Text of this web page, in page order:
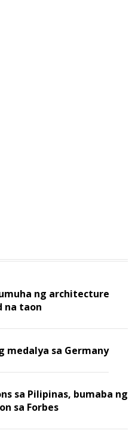
ng architecture
na taon
medalya sa Germany
sa Pilipinas, bumaba ng
sa Forbes